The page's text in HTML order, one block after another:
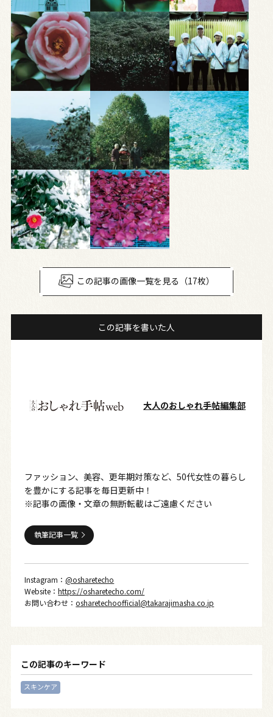
この記事の画像一覧を見る（17枚）
この記事を書いた人
大人のおしゃれ手帖編集部
ファッション、美容、更年期対策など、50代女性の暮らし
を豊かにする記事を毎日更新中！
※記事の画像・文章の無断転載はご遠慮ください
執筆記事一覧
Instagram：@osharetecho
Website：https://osharetecho.com/
お問い合わせ：osharetechoofficial@takarajimasha.co.jp
この記事のキーワード
スキンケア